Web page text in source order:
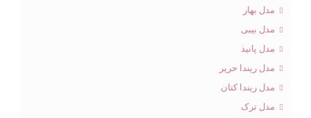
مدل بهار
مدل بیبی
مدل پانیذ
مدل ریندا حریر
مدل ریندا کتان
مدل ترک